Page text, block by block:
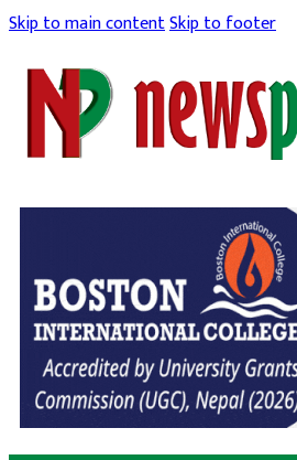
Skip to main contentSkip to footer